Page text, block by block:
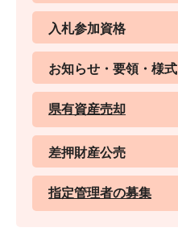
入札参加資格
お知らせ・要領・様式
県有資産売却
差押財産公売
指定管理者の募集